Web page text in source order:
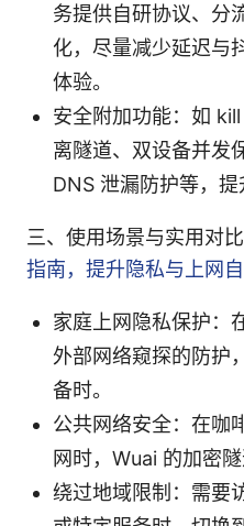
务提供自研协议、分
化，尽量减少延迟与
体验。
安全附加功能：如
离隧道、双设备并发
DNS 泄漏防护等，提
三、使用场景与实用对比
指南，提升隐私与上网
家庭上网隐私保护：
外部网络窥探的防护
备时。
公共网络安全：在咖
网时，Wuai 的加密
绕过地域限制：需要